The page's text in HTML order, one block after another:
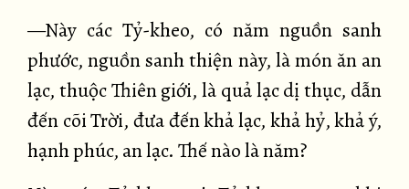
—Này các Tỷ-kheo, có năm nguồn sanh
phước, nguồn sanh thiện này, là món ăn an
lạc, thuộc Thiên giới, là quả lạc dị thục, dẫn
đến cõi Trời, đưa đến khả lạc, khả hỷ, khả ý,
hạnh phúc, an lạc. Thế nào là năm?